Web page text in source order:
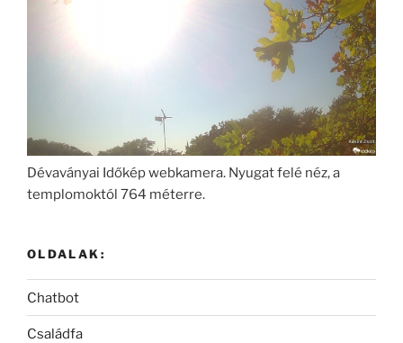
Dévaványai Időkép webkamera. Nyugat felé néz, a
templomoktól 764 méterre.
OLDALAK:
Chatbot
Családfa